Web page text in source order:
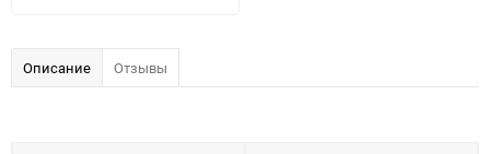
Описание Отзывы